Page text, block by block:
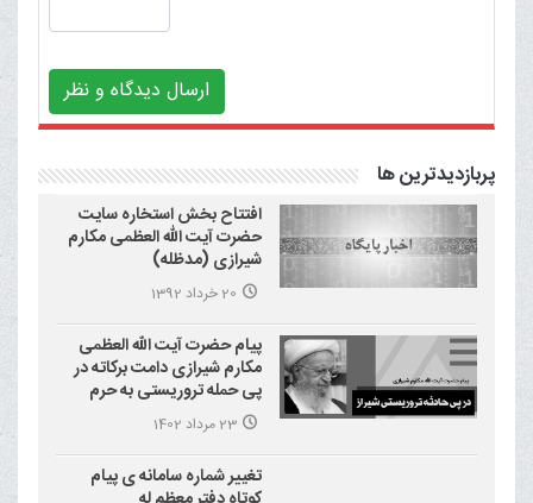
ارسال دیدگاه و نظر
پربازدیدترین ها
افتتاح بخش استخاره سایت
حضرت آیت الله العظمی مکارم
شیرازی (مدظله)
20 خرداد 1392
پیام حضرت آیت الله العظمی
مکارم شیرازی دامت برکاته در
پی حمله تروریستی به حرم
احمد بن موسی علیه السلام
(شاهچراغ)
23 مرداد 1402
تغییر شماره سامانه ی پیام